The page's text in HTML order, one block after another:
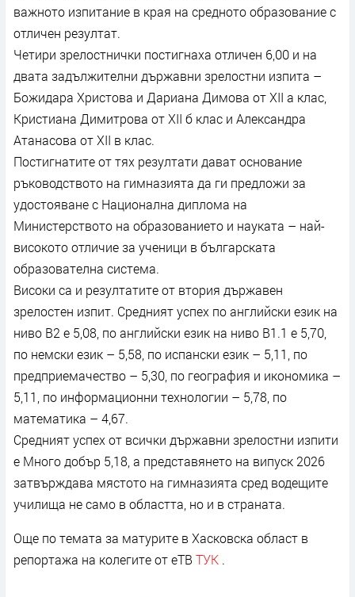
важното изпитание в края на средното образование с
отличен резултат.
Четири зрелостнички постигнаха отличен 6,00 и на
двата задължителни държавни зрелостни изпита –
Божидара Христова и Дариана Димова от XII а клас,
Кристиана Димитрова от XII б клас и Александра
Атанасова от XII в клас.
Постигнатите от тях резултати дават основание
ръководството на гимназията да ги предложи за
удостояване с Национална диплома на
Министерството на образованието и науката – най-
високото отличие за ученици в българската
образователна система.
Високи са и резултатите от втория държавен
зрелостен изпит. Средният успех по английски език на
ниво B2 е 5,08, по английски език на ниво B1.1 е 5,70,
по немски език – 5,58, по испански език – 5,11, по
предприемачество – 5,30, по география и икономика –
5,11, по информационни технологии – 5,78, по
математика – 4,67.
Средният успех от всички държавни зрелостни изпити
е Много добър 5,18, а представянето на випуск 2026
затвърждава мястото на гимназията сред водещите
училища не само в областта, но и в страната.
Още по темата за матурите в Хасковска област в
репортажа на колегите от еТВ ТУК .